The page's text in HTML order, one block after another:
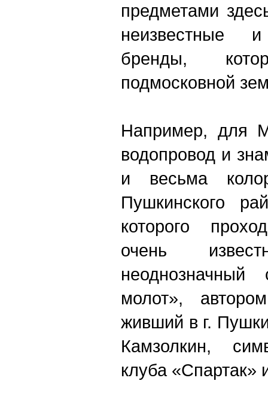
предметами
неизвестные и
бренды,
подмосковной
Например, для
водопровод и
и весьма
Пушкинского
которого
очень
молот»,
живший в г.
Камзолкин,
клуба «Спартак»